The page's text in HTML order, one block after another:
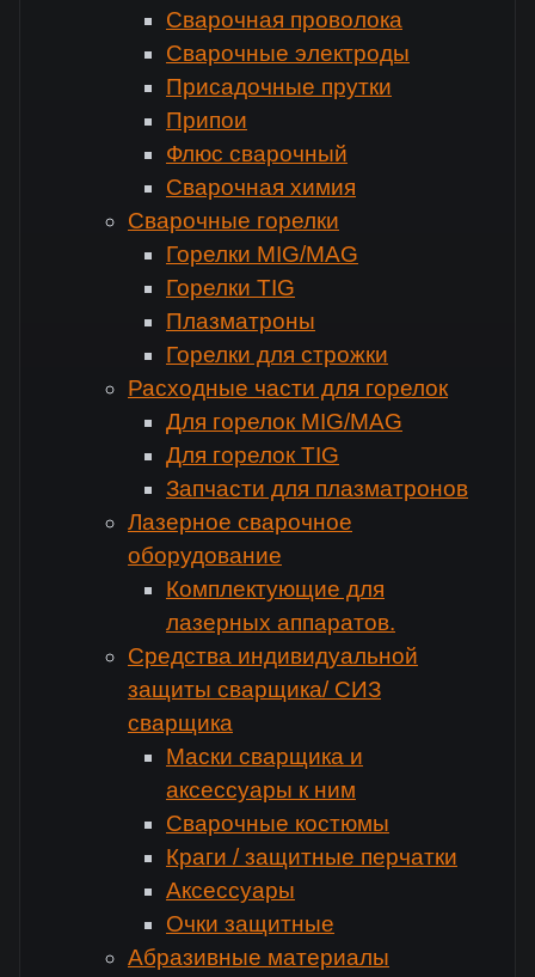
Сварочная проволока
Сварочные электроды
Присадочные прутки
Припои
Флюс сварочный
Сварочная химия
Сварочные горелки
Горелки MIG/MAG
Горелки TIG
Плазматроны
Горелки для строжки
Расходные части для горелок
Для горелок MIG/MAG
Для горелок TIG
Запчасти для плазматронов
Лазерное сварочное
оборудование
Комплектующие для
лазерных аппаратов.
Средства индивидуальной
защиты сварщика/ СИЗ
сварщика
Маски сварщика и
аксессуары к ним
Сварочные костюмы
Краги / защитные перчатки
Аксессуары
Очки защитные
Абразивные материалы